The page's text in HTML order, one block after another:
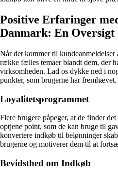
Positive Erfaringer
Danmark: En Oversigt
Når det kommer til
række fælles temaer blandt dem, der
virksomheden. Lad os dykke ned i
punkter, som brugerne har fremhævet.
Loyalitetsprogrammet
Flere brugere påpeger, at de finder
optjene point, som de kan bruge til
konvertere indkøb til belønninger
brugerne og motiverer dem til at
Bevidsthed om Indkøb